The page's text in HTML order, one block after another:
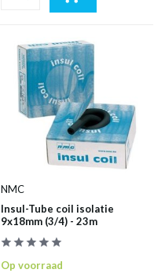
NMC
Insul-Tube coil isolatie
9x18mm (3/4) - 23m
Op voorraad